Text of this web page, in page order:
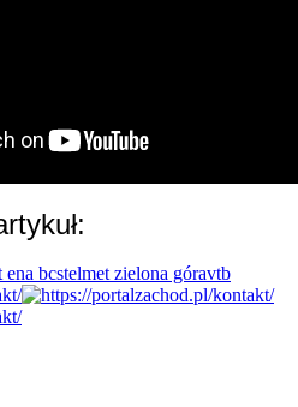
ena bcstelmet zielona góravtb